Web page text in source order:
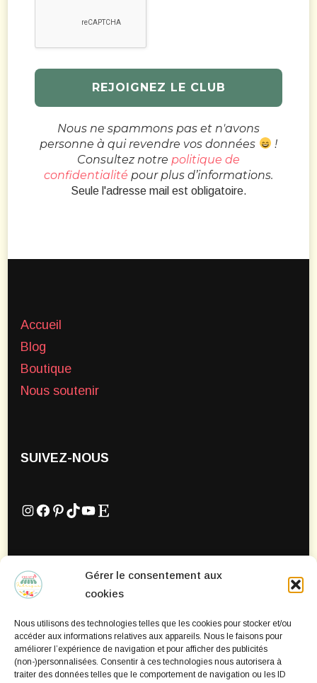
Gérer le consentement aux
cookies
Nous utilisons des technologies telles que les cookies pour stocker et/ou
accéder aux informations relatives aux appareils. Nous le faisons pour
améliorer l’expérience de navigation et pour afficher des publicités
(non-)personnalisées. Consentir à ces technologies nous autorisera à
traiter des données telles que le comportement de navigation ou les ID
Nous ne spammons pas et n'avons
personne à qui revendre vos données
!
Consultez notre politique de
confidentialité pour plus d’informations.
Seule l'adresse mail est obligatoire.
Accueil
Blog
Boutique
Nous soutenir
SUIVEZ-NOUS
Instagram
Facebook
Pinterest
TikTok
YouTube
Mentions Légales
Politique de cookies